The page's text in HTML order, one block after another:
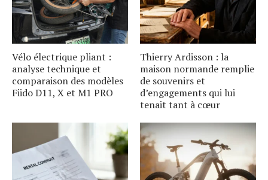
Vélo électrique pliant :
analyse technique et
comparaison des modèles
Fiido D11, X et M1 PRO
Thierry Ardisson : la
maison normande remplie
de souvenirs et
d’engagements qui lui
tenait tant à cœur